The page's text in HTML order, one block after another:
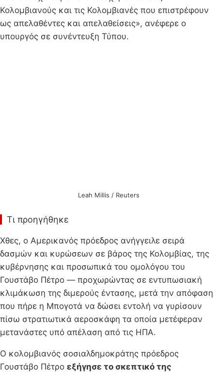
Κολομβιανούς και τις Κολομβιανές που επιστρέφουν
ως απελαθέντες και απελαθείσεις», ανέφερε ο
υπουργός σε συνέντευξη Τύπου.
Leah Millis / Reuters
Τι προηγήθηκε
Χθες, ο Αμερικανός πρόεδρος ανήγγειλε σειρά
δασμών και κυρώσεων σε βάρος της Κολομβίας, της
κυβέρνησης και προσωπικά του ομολόγου του
Γουστάβο Πέτρο — προχωρώντας σε εντυπωσιακή
κλιμάκωση της διμερούς έντασης, μετά την απόφαση
που πήρε η Μπογοτά να δώσει εντολή να γυρίσουν
πίσω στρατιωτικά αεροσκάφη τα οποία μετέφεραν
μετανάστες υπό απέλαση από τις ΗΠΑ.
Ο κολομβιανός σοσιαλδημοκράτης πρόεδρος
Γουστάβο Πέτρο εξήγησε το σκεπτικό της